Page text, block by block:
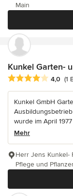
Main
Kunkel Garten-
Durchschnittliche
4,0 (1
Kunkel GmbH
wurde im April
Mehr
Herr Jens Kunkel-
Pflege und